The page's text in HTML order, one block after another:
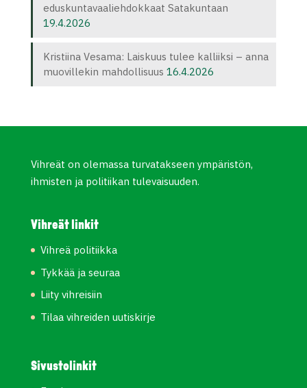
eduskuntavaaliehdokkaat Satakuntaan
19.4.2026
Kristiina Vesama: Laiskuus tulee kalliiksi – anna
muovillekin mahdollisuus 16.4.2026
Vihreät on olemassa turvatakseen ympäristön,
ihmisten ja politiikan tulevaisuuden.
Vihreät linkit
Vihreä politiikka
Tykkää ja seuraa
Liity vihreisiin
Tilaa vihreiden uutiskirje
Sivustolinkit